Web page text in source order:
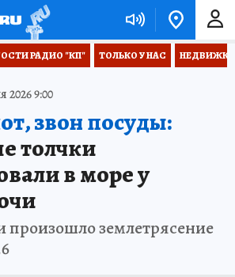
РАДИО "КП" ТОЛЬКО У НАС НЕДВИЖКА
2026 9:00
звон посуды:
толчки
в море у
произошло землетрясение